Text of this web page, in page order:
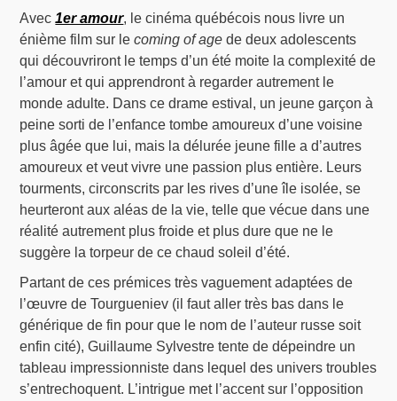
Avec1er amour, le cinéma québécois nous livre un
énième film sur lecoming of age de deux adolescents
qui découvriront le temps d’un été moite la complexité de
l’amour et qui apprendront à regarder autrement le
monde adulte. Dans ce drame estival, un jeune garçon à
peine sorti de l’enfance tombe amoureux d’une voisine
plus âgée que lui, mais la délurée jeune fille a d’autres
amoureux et veut vivre une passion plus entière. Leurs
tourments, circonscrits par les rives d’une île isolée, se
heurteront aux aléas de la vie, telle que vécue dans une
réalité autrement plus froide et plus dure que ne le
suggère la torpeur de ce chaud soleil d’été.
Partant de ces prémices très vaguement adaptées de
l’œuvre de Tourgueniev (il faut aller très bas dans le
générique de fin pour que le nom de l’auteur russe soit
enfin cité), Guillaume Sylvestre tente de dépeindre un
tableau impressionniste dans lequel des univers troubles
s’entrechoquent. L’intrigue met l’accent sur l’opposition